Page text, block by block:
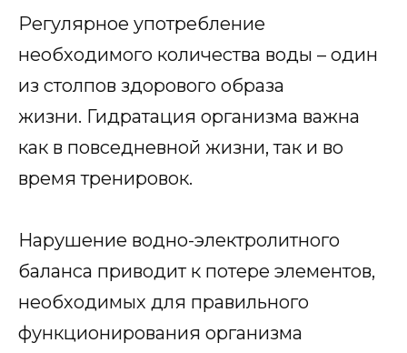
Регулярное употребление
необходимого количества воды – один
из столпов здорового образа
жизни. Гидратация организма важна
как в повседневной жизни, так и во
время тренировок.
Нарушение водно-электролитного
баланса приводит к потере элементов,
необходимых для правильного
функционирования организма